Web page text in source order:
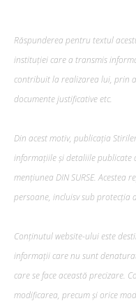
Răspunderea pentru textul
instituției care a transmis
contribuit la realizarea lui, prin
documente justificative etc.
Din acest motiv, publicația
informațiile și detaliile publicate
mențiunea DIN SURSE.
persoane, incluisv sub protecția
Conținutul website-ului este
informații care nu sunt
care se face această precizare.
modificarea, precum şi orice